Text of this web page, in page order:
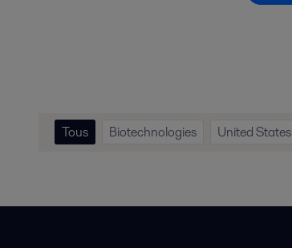
Tous Biotechnologies United States